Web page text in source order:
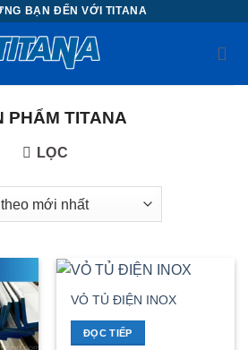
BẠN ĐẾN VỚI TITANA
PHẨM TITANA
LỌC
VỎ TỦ ĐIỆN INOX
ĐỌC TIẾP